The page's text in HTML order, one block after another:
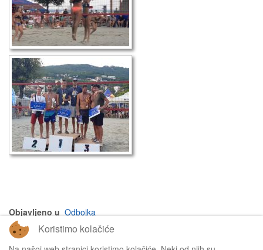
Objavljeno u Odbojka
Koristimo kolačiće